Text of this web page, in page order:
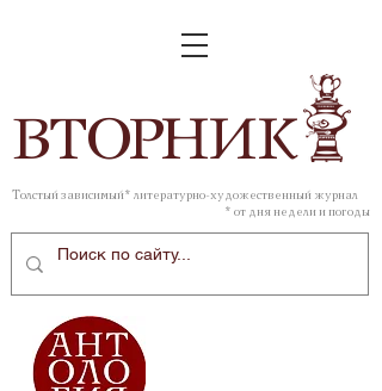
ВТОРНИК
Толстый зависимый* литературно-художественный журнал
* от дня недели и погоды